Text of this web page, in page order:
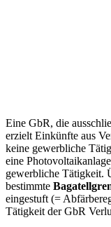
Eine GbR, die
erzielt Einkünfte aus
keine gewerbliche
eine
gewerbliche Tätigkeit.
bestimmte
eingestuft (=
Tätigkeit der GbR